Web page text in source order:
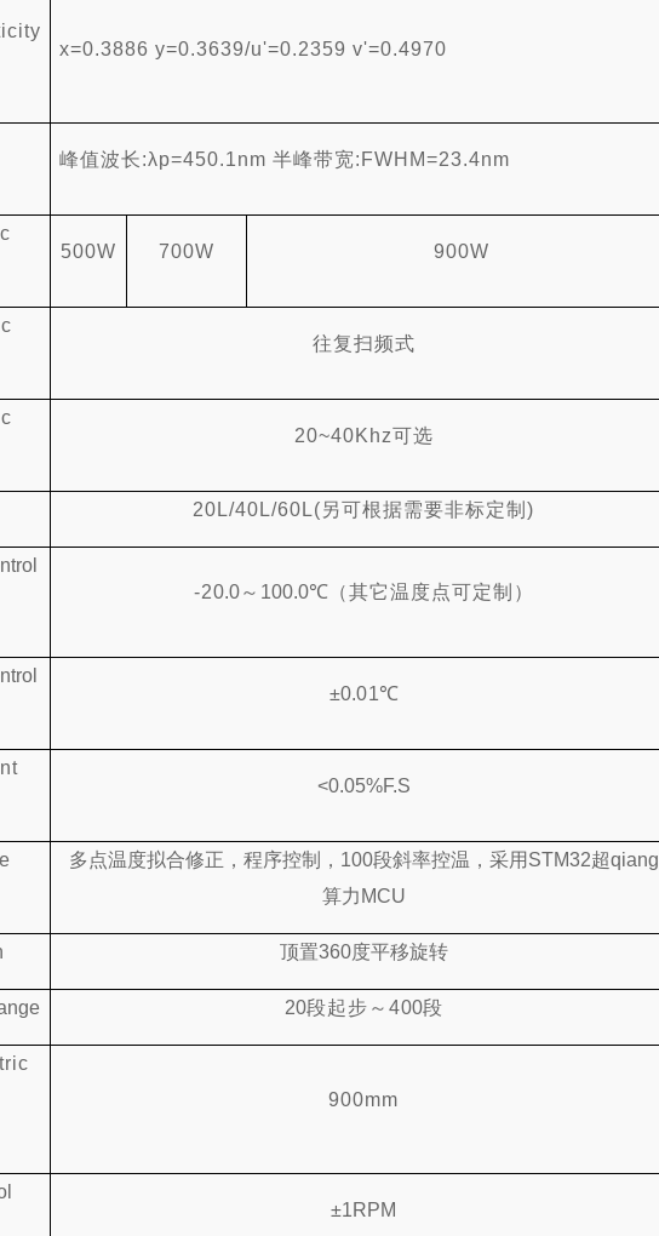
x=0.3886 y=0.3639/u'=0.2359 v'=0.4970
峰值波长:λp=450.1nm半峰带宽:FWHM=23.4nm
500W 700W 900W
往复扫频式
20~40Khz可选
20L/40L/60L(另可根据需要非标定制)
-20.0～ 100.0℃（其它温度点可定制）
±0.01℃
<0.05%F.S
多点温度拟合修正，程序控制， 100段斜率控温，采用STM32超qiang
算力MCU
顶置360度平移旋转
20段起步 ～ 400段
900mm
±1RPM